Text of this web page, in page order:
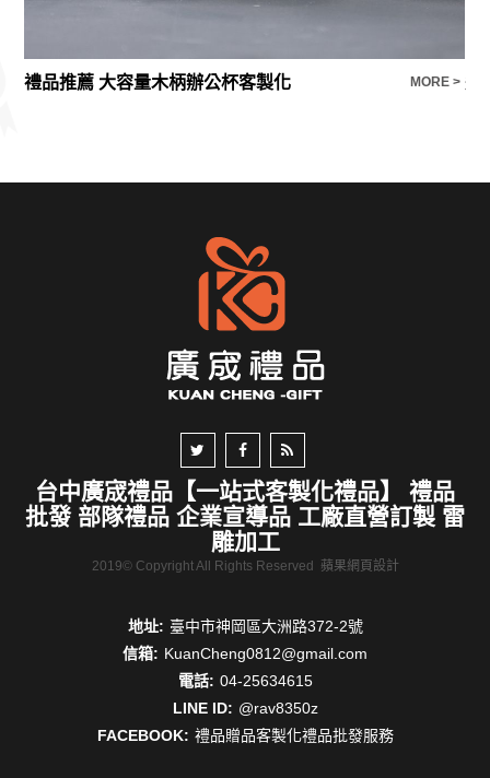
禮品推薦 大容量木柄辦公杯客製化 MORE > 飛
台中廣宬禮品【一站式客製化禮品】 禮品
批發 部隊禮品 企業宣導品 工廠直營訂製 雷
雕加工
2019© Copyright All Rights Reserved 蘋果網頁設計
地址: 臺中市神岡區大洲路372-2號
信箱: KuanCheng0812@gmail.com
電話: 04-25634615
LINE ID: @rav8350z
FACEBOOK: 禮品贈品客製化禮品批發服務